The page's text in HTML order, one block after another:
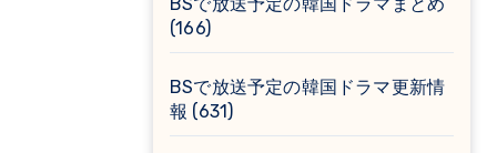
(166)
BSで放送予定の韓国ドラマ更新情
報 (631)